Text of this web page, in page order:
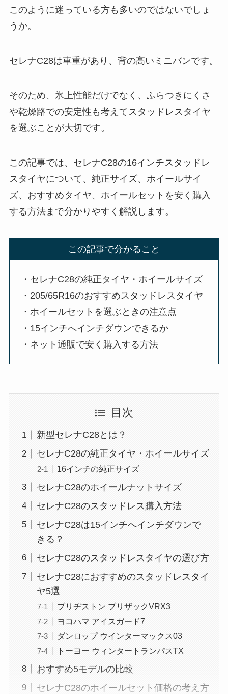
このように迷っている方も多いのではないでしょ
うか。
セレナC28は車重があり、背の高いミニバンです。
そのため、氷上性能だけでなく、ふらつきにくさ
や乾燥路での安定性も考えてスタッドレスタイヤ
を選ぶことが大切です。
この記事では、セレナC28の16インチスタッドレ
スタイヤについて、純正サイズ、ホイールサイ
ズ、おすすめタイヤ、ホイールセットを安く購入
する方法まで分かりやすく解説します。
この記事で分かること
・セレナC28の純正タイヤ・ホイールサイズ
・205/65R16のおすすめスタッドレスタイヤ
・ホイールセットを選ぶときの注意点
・15インチへインチダウンできるか
・ネット通販で安く購入する方法
目次
新型セレナC28とは？
セレナC28の純正タイヤ・ホイールサイズ
16インチの純正サイズ
セレナC28のホイールナットサイズ
セレナC28のスタッドレス購入方法
セレナC28は15インチへインチダウンで
きる？
セレナC28のスタッドレスタイヤの選び方
セレナC28におすすめのスタッドレスタイ
ヤ5選
ブリヂストン ブリザックVRX3
ヨコハマ アイスガード7
ダンロップ ウインターマックス03
トーヨー ウィンタートランパスTX
おすすめ5モデルの比較
セレナC28のホイールセット価格の考え方